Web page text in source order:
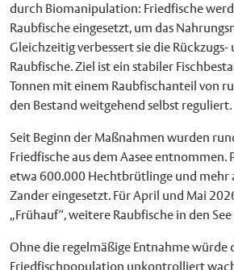
durch Biomanipulation: Friedfische
Raubfische eingesetzt, um das
Gleichzeitig verbessert sie die
Raubfische. Ziel ist ein stabiler
Tonnen mit einem Raubfischanteil von
den Bestand weitgehend selbst reguliert.
Seit Beginn der Maßnahmen wurden
Friedfische aus dem Aasee entnommen.
etwa 600.000 Hechtbrütlinge und mehr
Zander eingesetzt. Für April und Mai
„Frühauf“, weitere Raubfische in den
Ohne die regelmäßige Entnahme würde
Friedfischpopulation unkontrolliert